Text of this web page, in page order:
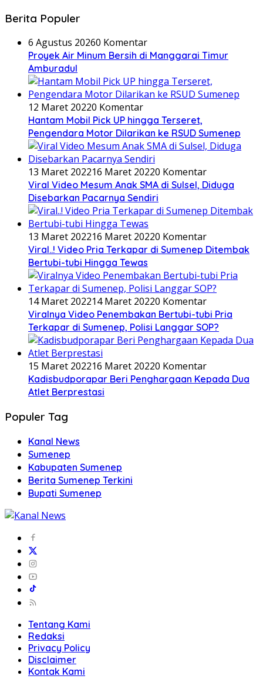
Berita Populer
6 Agustus 20260 Komentar
Proyek Air Minum Bersih di Manggarai Timur
Amburadul
12 Maret 20220 Komentar
Hantam Mobil Pick UP hingga Terseret,
Pengendara Motor Dilarikan ke RSUD Sumenep
13 Maret 202216 Maret 20220 Komentar
Viral Video Mesum Anak SMA di Sulsel, Diduga
Disebarkan Pacarnya Sendiri
13 Maret 202216 Maret 20220 Komentar
Viral..! Video Pria Terkapar di Sumenep Ditembak
Bertubi-tubi Hingga Tewas
14 Maret 202214 Maret 20220 Komentar
Viralnya Video Penembakan Bertubi-tubi Pria
Terkapar di Sumenep, Polisi Langgar SOP?
15 Maret 202216 Maret 20220 Komentar
Kadisbudporapar Beri Penghargaan Kepada Dua
Atlet Berprestasi
Populer Tag
Kanal News
Sumenep
Kabupaten Sumenep
Berita Sumenep Terkini
Bupati Sumenep
Tentang Kami
Redaksi
Privacy Policy
Disclaimer
Kontak Kami